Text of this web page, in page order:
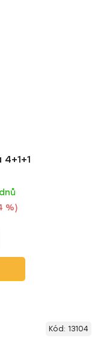
%)
Kód: 13104